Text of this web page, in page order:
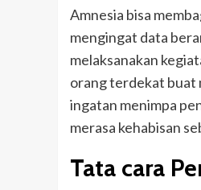
Amnesia bisa
mengingat data
melaksanakan
orang terdekat buat
ingatan menimpa
merasa kehabisan
Tata cara